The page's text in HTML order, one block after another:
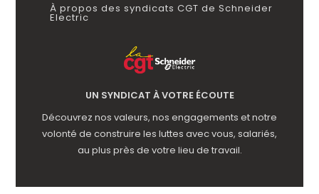
À propos des syndicats CGT de Schneider
Electric
UN SYNDICAT À VOTRE ÉCOUTE
Découvrez nos valeurs, nos engagements et notre
volonté de construire les luttes avec vous, salariés,
au plus près de votre lieu de travail.